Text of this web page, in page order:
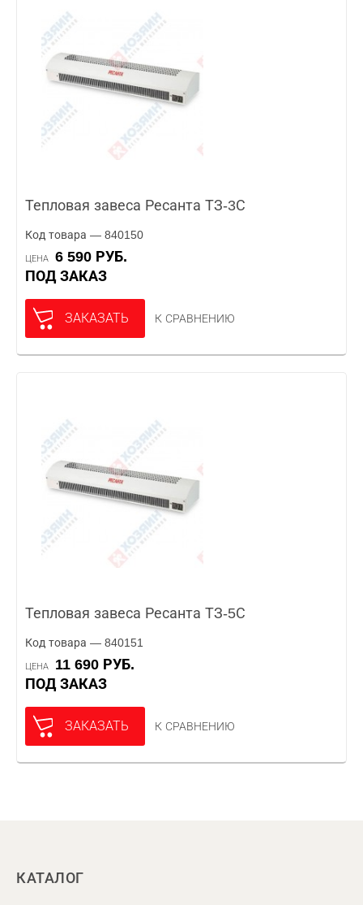
Тепловая завеса Ресанта ТЗ-3С
Код товара — 840150
ЦЕНА
6 590 РУБ.
ПОД ЗАКАЗ
ЗАКАЗАТЬ К СРАВНЕНИЮ
Тепловая завеса Ресанта ТЗ-5С
Код товара — 840151
ЦЕНА
11 690 РУБ.
ПОД ЗАКАЗ
ЗАКАЗАТЬ К СРАВНЕНИЮ
КАТАЛОГ